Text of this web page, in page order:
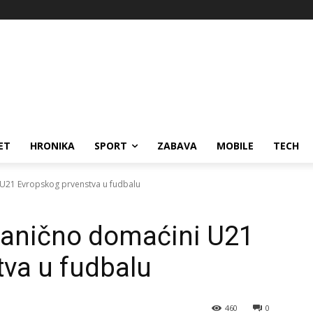
HRONIKA SPORT ZABAVA MOBILE TECH
Evropskog prvenstva u fudbalu
domaćini U21
u fudbalu
0
460